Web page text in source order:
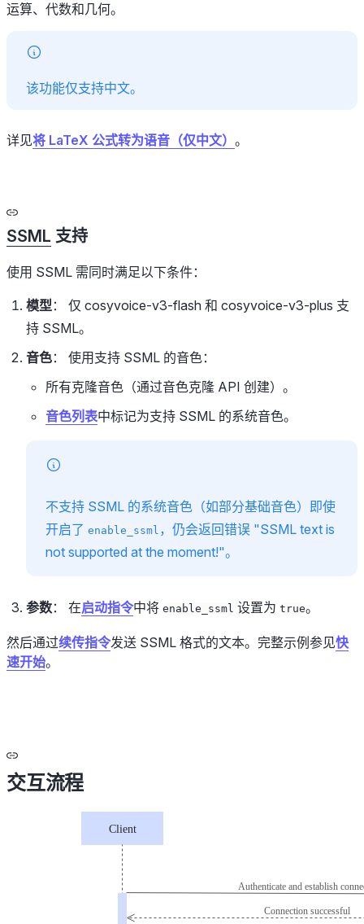
运算、代数和几何。
该功能仅支持中文。
详见将 LaTeX 公式转为语音（仅中文） 。
SSML 支持
使用 SSML 需同时满足以下条件：
模型： 仅 cosyvoice-v3-flash 和 cosyvoice-v3-plus 支
持 SSML。
音色： 使用支持 SSML 的音色：
所有克隆音色（通过音色克隆 API 创建）。
音色列表中标记为支持 SSML 的系统音色。
不支持 SSML 的系统音色（如部分基础音色）即使
开启了 enable_ssml ，仍会返回错误 "SSML text is
not supported at the moment!"。
参数： 在启动指令中将 enable_ssml 设置为 true。
然后通过续传指令发送 SSML 格式的文本。完整示例参见快
速开始。
交互流程